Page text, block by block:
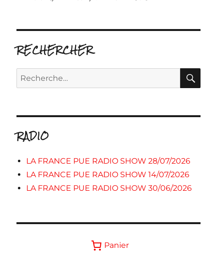
RECHERCHER
Recherche
pour :
RADIO
LA FRANCE PUE RADIO SHOW 28/07/2026
LA FRANCE PUE RADIO SHOW 14/07/2026
LA FRANCE PUE RADIO SHOW 30/06/2026
Panier